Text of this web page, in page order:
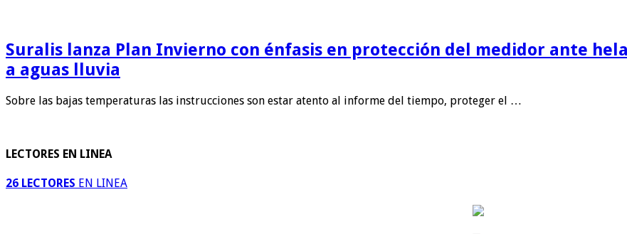
Suralis lanza Plan Invierno con énfasis en protección del medidor ante
a aguas lluvia
Sobre las bajas temperaturas las instrucciones son estar atento al informe del tiempo, proteger el …
LECTORES EN LINEA
26 LECTORES EN LINEA